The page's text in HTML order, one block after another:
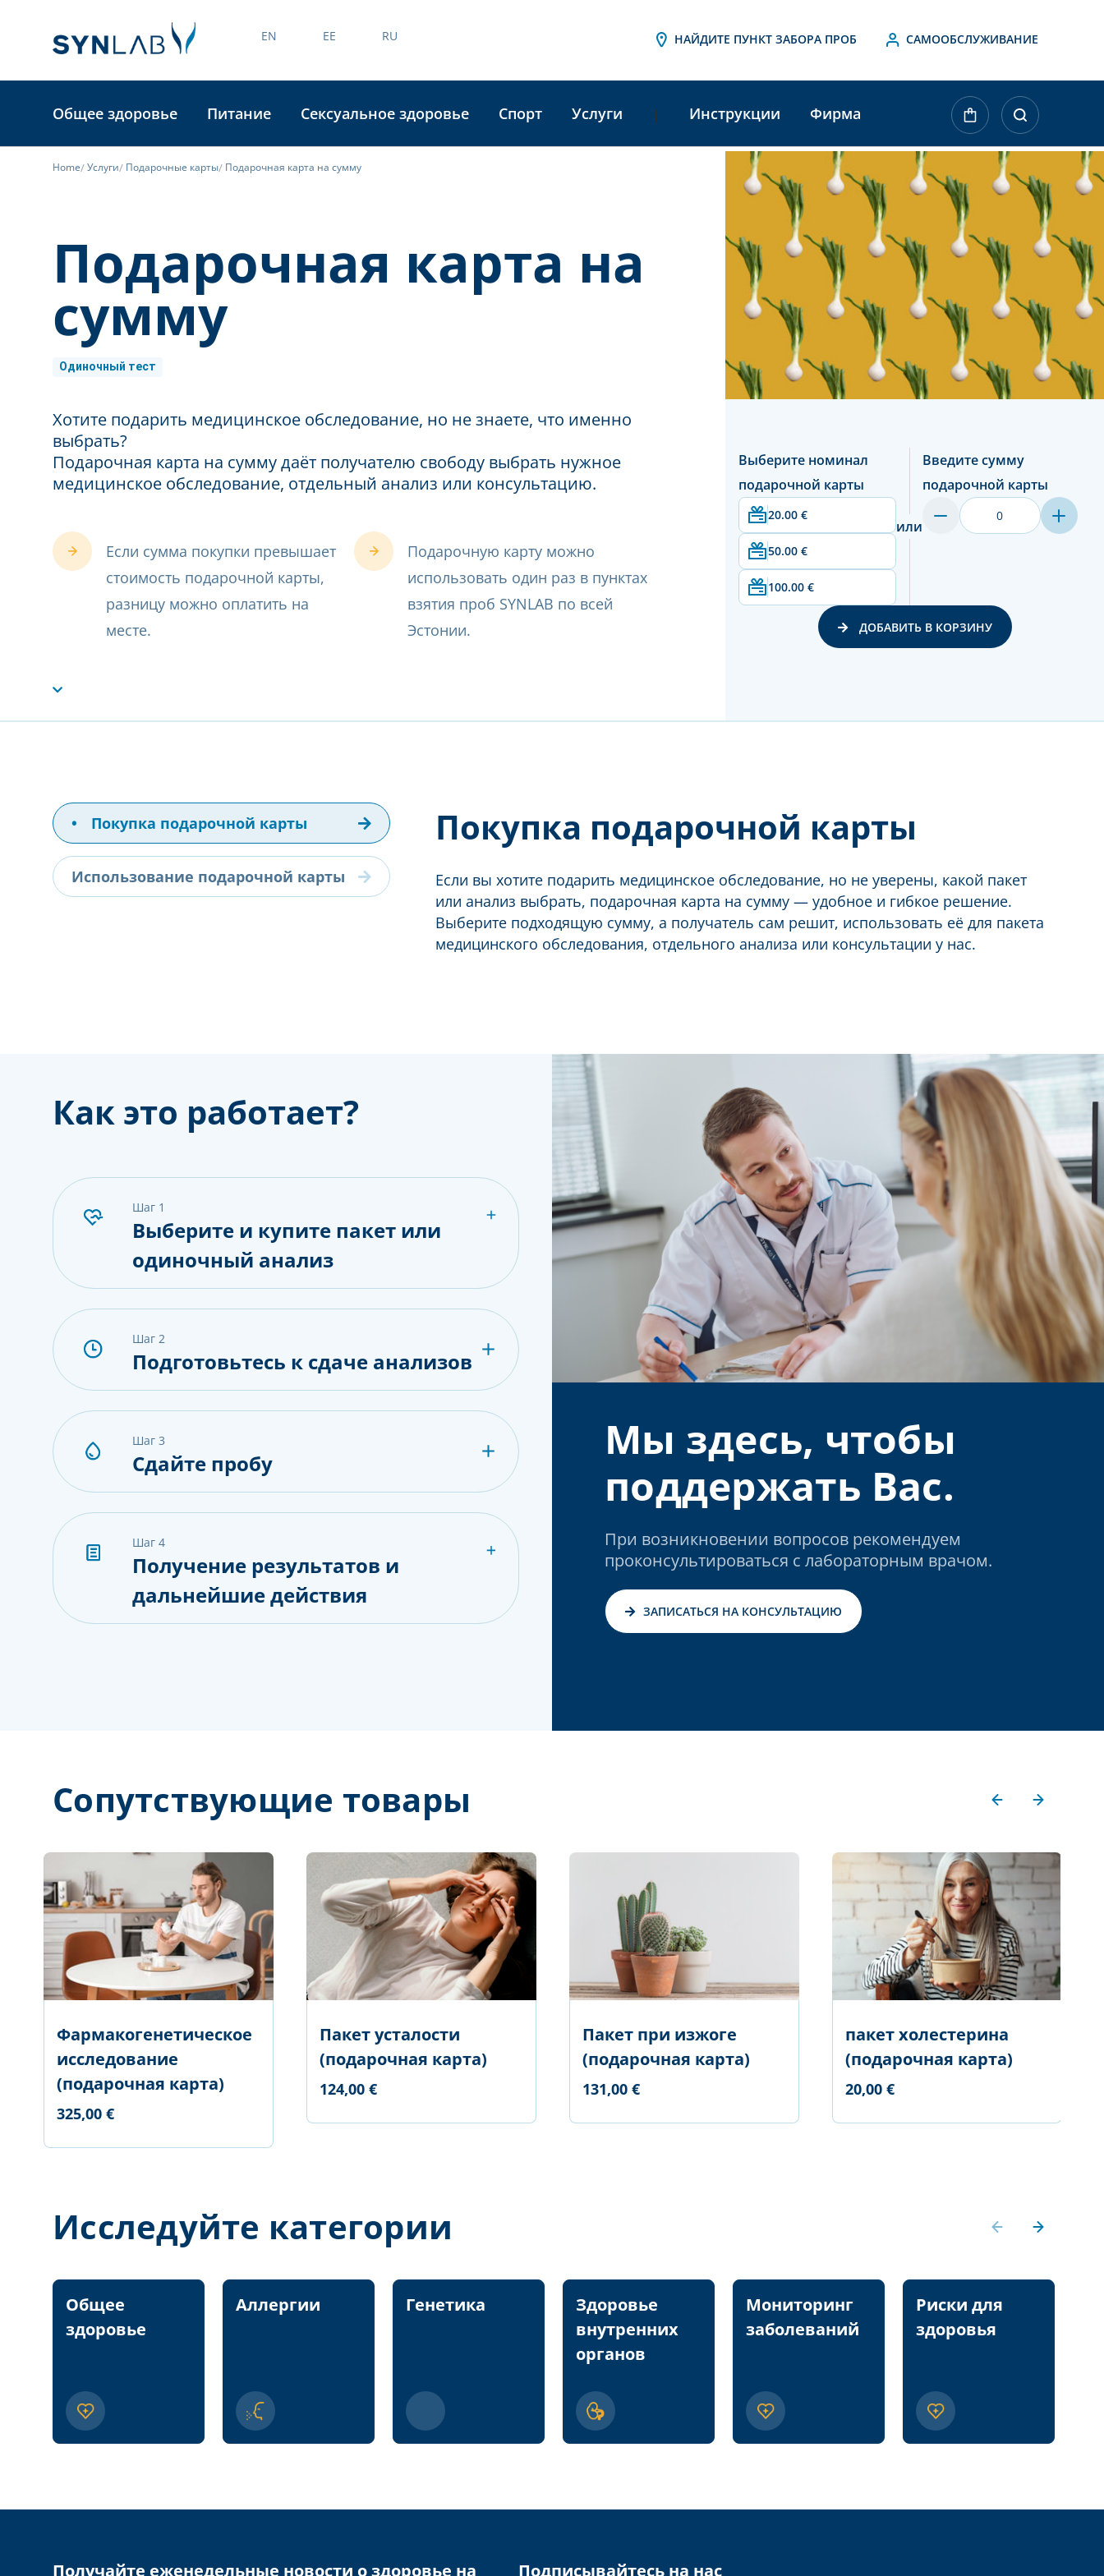
EN EE RU НАЙДИТЕ ПУНКТ ЗАБОРА ПРОБ САМООБСЛУЖИВАНИЕ
Общее здоровье Питание Сексуальное здоровье Спорт Услуги | Инструкции Фирма
Home Услуги Подарочные карты Подарочная карта на сумму
Подарочная карта на
сумму
Одиночный тест
Хотите подарить медицинское обследование, но не знаете, что именно
выбрать?
Подарочная карта на сумму даёт получателю свободу выбрать нужное
медицинское обследование, отдельный анализ или консультацию.
Если сумма покупки превышает
стоимость подарочной карты,
разницу можно оплатить на
месте.
Подарочную карту можно
использовать один раз в пунктах
взятия проб SYNLAB по всей
Эстонии.
Aktueller
Lagerbestand:
Выберите номинал
подарочной карты
20.00 €
50.00 €
100.00 €
или
Введите сумму
подарочной карты
ДОБАВИТЬ В КОРЗИНУ
• Покупка подарочной карты
Использование подарочной карты
Покупка подарочной карты
Если вы хотите подарить медицинское обследование, но не уверены, какой пакет
или анализ выбрать, подарочная карта на сумму — удобное и гибкое решение.
Выберите подходящую сумму, а получатель сам решит, использовать её для пакета
медицинского обследования, отдельного анализа или консультации у нас.
Как это работает?
шаг 1
Выберите и купите пакет или
одиночный анализ
шаг 2
Подготовьтесь к сдаче анализов
шаг 3
Сдайте пробу
шаг 4
Получение результатов и
дальнейшие действия
Мы здесь, чтобы
поддержать Вас.
При возникновении вопросов рекомендуем
проконсультироваться с лабораторным врачом.
ЗАПИСАТЬСЯ НА КОНСУЛЬТАЦИЮ
Сопутствующие товары
Фармакогенетическое
исследование
(подарочная карта)
325,00 €
Пакет усталости
(подарочная карта)
124,00 €
Пакет при изжоге
(подарочная карта)
131,00 €
пакет холестерина
(подарочная карта)
20,00 €
Исследуйте категории
Общее
здоровье
Аллергии Генетика
Здоровье
внутренних
органов
Мониторинг
заболеваний
Риски для
здоровья
Получайте еженедельные новости о здоровье на
Подписывайтесь на нас